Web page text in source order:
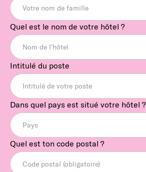
Quel est le nom de votre hôtel ?
Intitulé du poste
Dans quel pays est situé votre hôtel ?
Quel est ton code postal ?